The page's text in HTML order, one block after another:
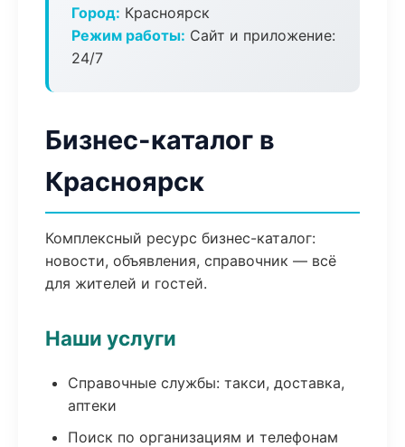
Город: Красноярск
Режим работы: Сайт и приложение:
24/7
Бизнес-каталог в
Красноярск
Комплексный ресурс бизнес-каталог:
новости, объявления, справочник — всё
для жителей и гостей.
Наши услуги
Справочные службы: такси, доставка,
аптеки
Поиск по организациям и телефонам